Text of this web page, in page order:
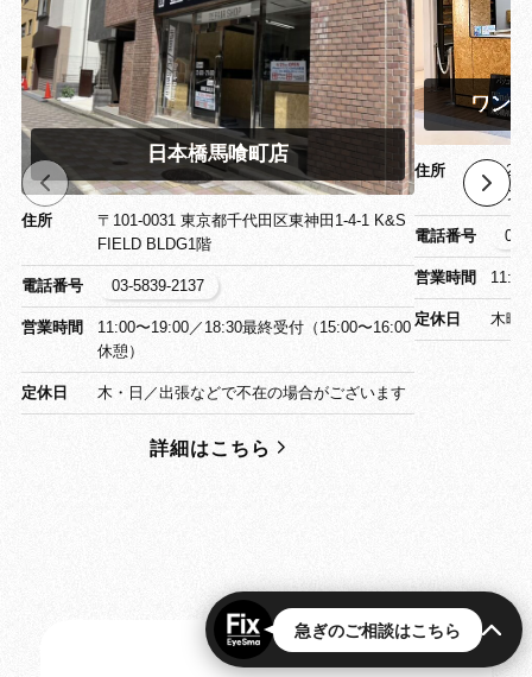
日本橋馬喰町店
住所
〒101-0031 東京都千代田区東神田1-4-1 K&S
FIELD BLDG1階
電話番号 03-5839-2137
営業時間
11:00〜19:00／18:30最終受付（15:00〜16:00
休憩）
定休日 木・日／出張などで不在の場合がございます
詳細はこちら
ワン
住所
〒
ワン
電話番号
営業時間
定休日 木曜
急ぎのご相談はこちら